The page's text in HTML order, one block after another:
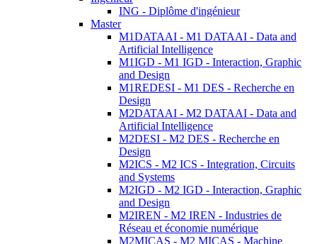
ING - Diplôme d'ingénieur
Master
M1DATAAI - M1 DATAAI - Data and
Artificial Intelligence
M1IGD - M1 IGD - Interaction, Graphic
and Design
M1REDESI - M1 DES - Recherche en
Design
M2DATAAI - M2 DATAAI - Data and
Artificial Intelligence
M2DESI - M2 DES - Recherche en
Design
M2ICS - M2 ICS - Integration, Circuits
and Systems
M2IGD - M2 IGD - Interaction, Graphic
and Design
M2IREN - M2 IREN - Industries de
Réseau et économie numérique
M2MICAS - M2 MICAS - Machine